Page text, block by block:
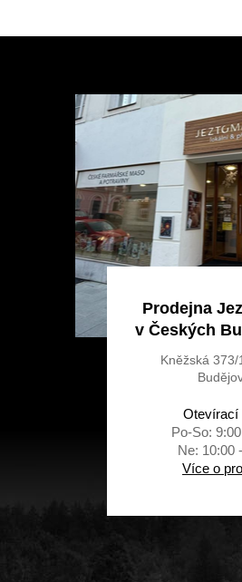
Prodejna
v Českých
Kněžská 373/
Otevírací
Po-So:
Ne: 10:00
Více o